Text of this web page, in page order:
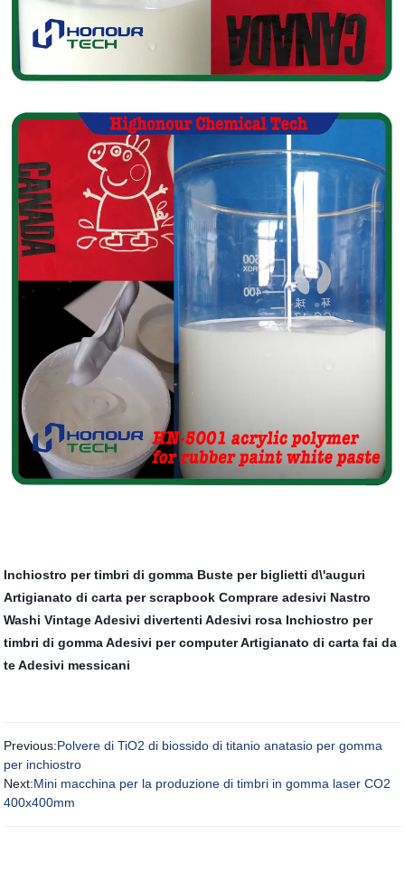
Inchiostro per timbri di gomma Buste per biglietti d\'auguri
Artigianato di carta per scrapbook Comprare adesivi Nastro
Washi Vintage Adesivi divertenti Adesivi rosa Inchiostro per
timbri di gomma Adesivi per computerArtigianato di carta fai da
te Adesivi messicani
Previous:Polvere di TiO2 di biossido di titanio anatasio per gomma
per inchiostro
Next:Mini macchina per la produzione di timbri in gomma laser CO2
400x400mm